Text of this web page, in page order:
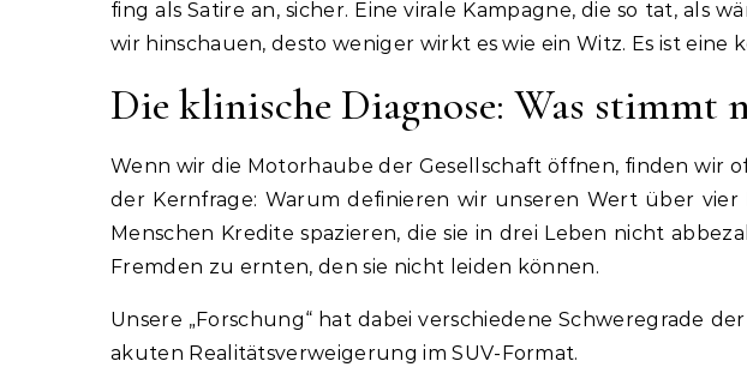
fing als Satire an, sicher. Eine virale Kampagne, die so tat, als
wir hinschauen, desto weniger wirkt es wie ein Witz. Es ist eine
Die klinische Diagnose: Was stimmt
Wenn wir die Motorhaube der Gesellschaft öffnen, finden wir
der Kernfrage: Warum definieren wir unseren Wert über
Menschen Kredite spazieren, die sie in drei Leben nicht
Fremden zu ernten, den sie nicht leiden können.
Unsere „Forschung“ hat dabei verschiedene Schweregrade
akuten Realitätsverweigerung im SUV-Format.